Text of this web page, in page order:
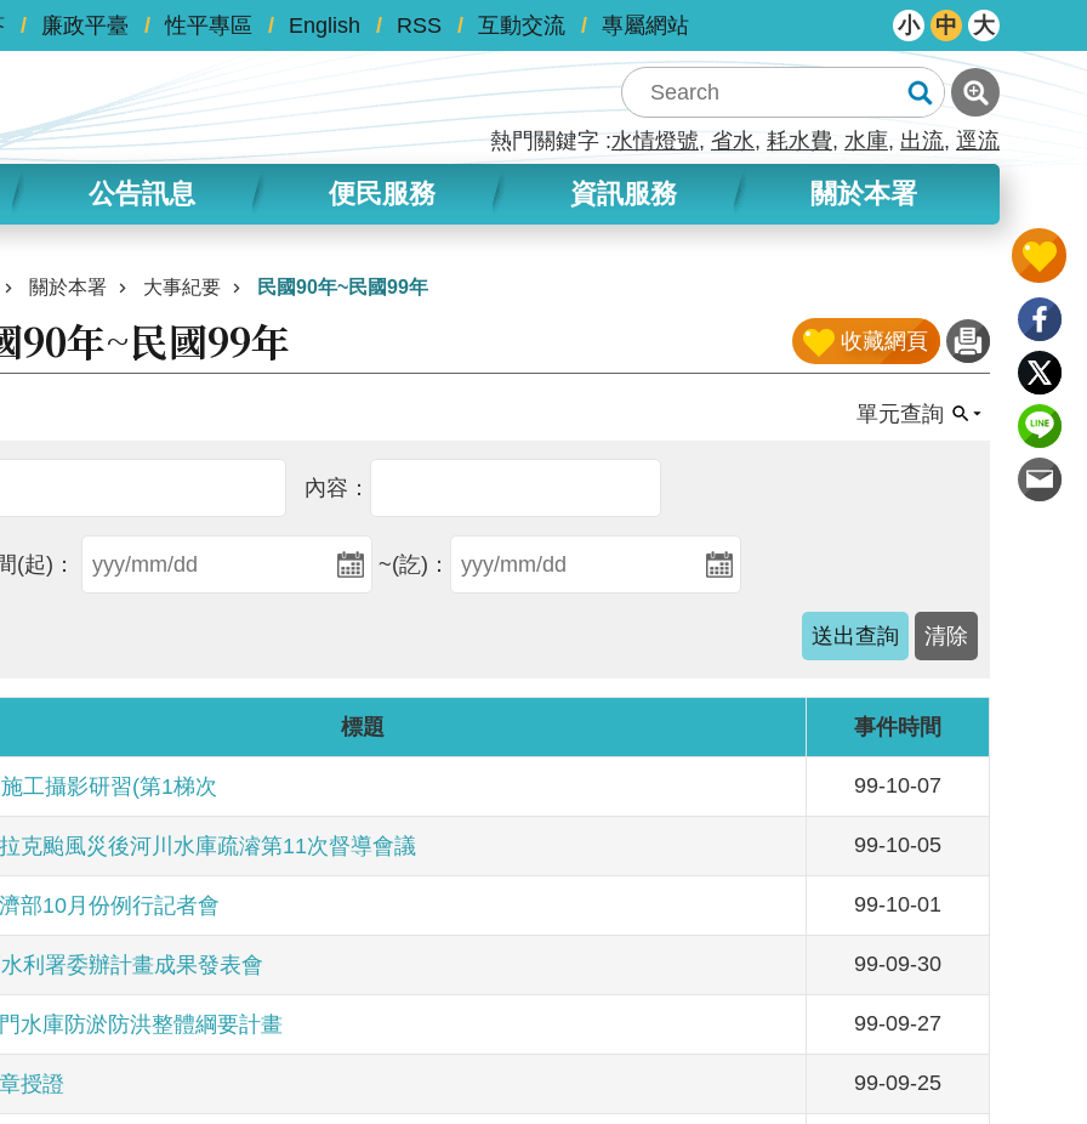
廉政平臺 性平專區 English RSS 互動交流 專屬網站 小 中 大
熱門關鍵字 水情燈號 省水 耗水費 水庫 出流 逕流
公告訊息 便民服務 資訊服務 關於本署
關於本署 大事紀要 民國90年~民國99年
90年~民國99年 收藏網頁
單元查詢
內容：
(起)： ~(訖)：
標題 事件時間
工攝影研習(第1梯次 99-10-07
克颱風災後河川水庫疏濬第11次督導會議 99-10-05
部10月份例行記者會 99-10-01
利署委辦計畫成果發表會 99-09-30
水庫防淤防洪整體綱要計畫 99-09-27
授證 99-09-25